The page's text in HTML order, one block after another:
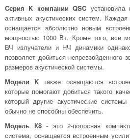
Cерия K компании QSC
активных акустических систем.
оснащается абсолютно новым
мощностью 1000 Вт. Кроме того, все
ВЧ излучатели и НЧ динамики
позволяет добиться непревзойденного
размеров акустической системы.
Модели K также оснащаются
которые помогают добиться такого
который другие акустические
обычно не способны обеспечить.
Модель К8- это 2-полосная
система, оснащается встроенным